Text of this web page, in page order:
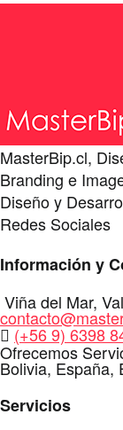
MasterBip.cl,
Branding e
Diseño y
Redes Sociales
Información y
Dirección
Viña del Mar,
E-
MailWhatsApp
(+56 9) 6398
Ofrecemos
Bolivia, España,
Servicios